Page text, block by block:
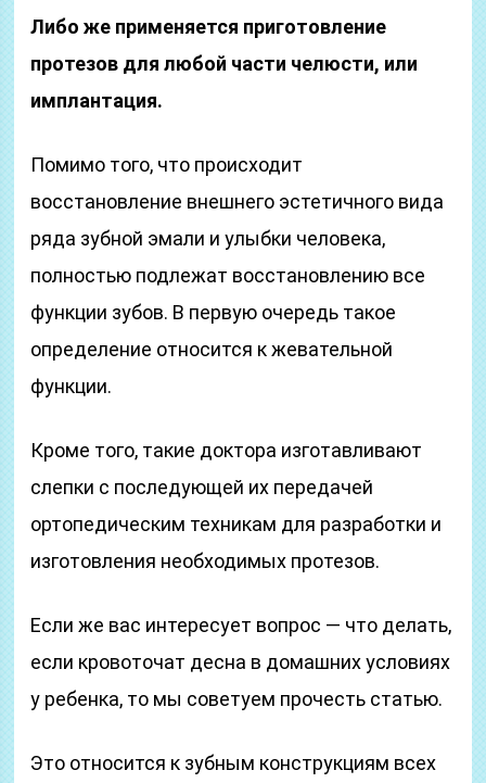
Либо же применяется приготовление
протезов для любой части челюсти, или
имплантация.
Помимо того, что происходит
восстановление внешнего эстетичного вида
ряда зубной эмали и улыбки человека,
полностью подлежат восстановлению все
функции зубов. В первую очередь такое
определение относится к жевательной
функции.
Кроме того, такие доктора изготавливают
слепки с последующей их передачей
ортопедическим техникам для разработки и
изготовления необходимых протезов.
Если же вас интересует вопрос — что делать,
если кровоточат десна в домашних условиях
у ребенка, то мы советуем прочесть статью.
Это относится к зубным конструкциям всех